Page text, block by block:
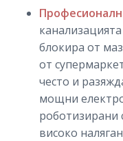
блокира от
от
често и
мощни
роботизирани
високо